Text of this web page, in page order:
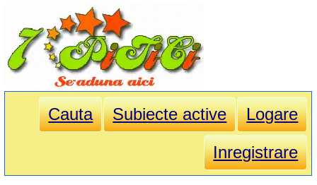
Cauta Subiecte active
Logare
Inregistrare